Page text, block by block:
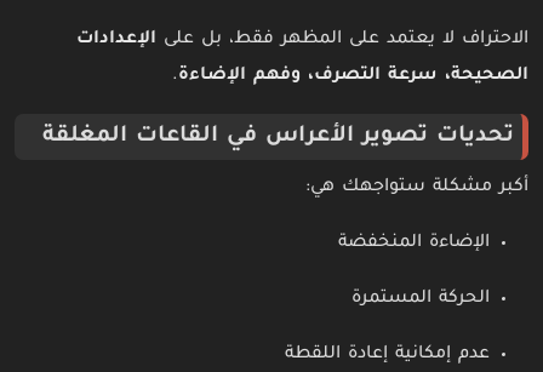
الاحتراف لا يعتمد على المظهر فقط، بل على الإعدادات
الصحيحة، سرعة التصرف، وفهم الإضاءة.
تحديات تصوير الأعراس في القاعات المغلقة
أكبر مشكلة ستواجهك هي:
الإضاءة المنخفضة
الحركة المستمرة
عدم إمكانية إعادة اللقطة